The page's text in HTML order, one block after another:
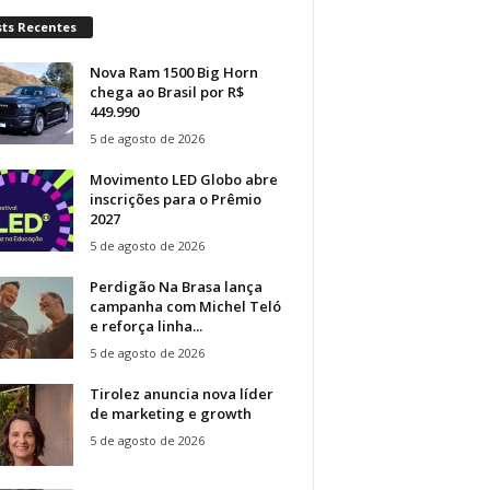
Recentes
Nova Ram 1500 Big Horn
chega ao Brasil por R$
449.990
5 de agosto de 2026
Movimento LED Globo abre
inscrições para o Prêmio
2027
5 de agosto de 2026
Perdigão Na Brasa lança
campanha com Michel Teló
e reforça linha...
5 de agosto de 2026
Tirolez anuncia nova líder
de marketing e growth
5 de agosto de 2026